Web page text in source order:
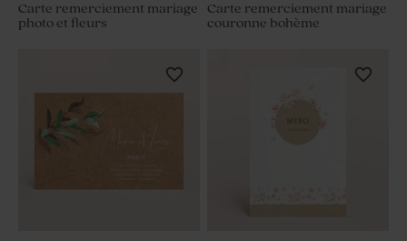
Carte remerciement mariage
photo et fleurs
Carte remerciement mariage
couronne bohème